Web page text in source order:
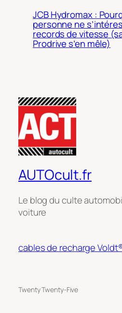
JCB Hydromax :
personne ne
records de vitesse
Prodrive s’en mêle)
AUTOcult.fr
Le blog du culte
voiture
cables de recharge
Twenty Twenty-Five